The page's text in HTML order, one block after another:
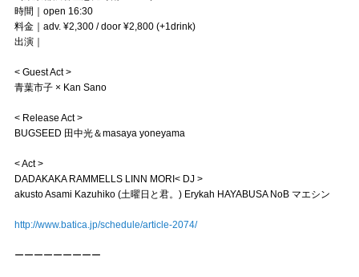
時間｜open 16:30
料金｜adv. ¥2,300 / door ¥2,800 (+1drink)
出演｜
< Guest Act >
青葉市子 × Kan Sano
< Release Act >
BUGSEED 田中光＆masaya yoneyama
< Act >
DADAKAKA RAMMELLS LINN MORI< DJ >
akusto Asami Kazuhiko (土曜日と君。) Erykah HAYABUSA NoB マエシン
http://www.batica.jp/schedule/article-2074/
ーーーーーーーーー